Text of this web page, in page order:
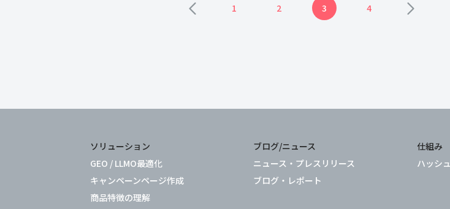
1 2 3 4
ソリューション
GEO / LLMO最適化
キャンペーンページ作成
商品特徴の理解
ブログ/ニュース
ニュース・プレスリリース
ブログ・レポート
仕組み
ハッシ